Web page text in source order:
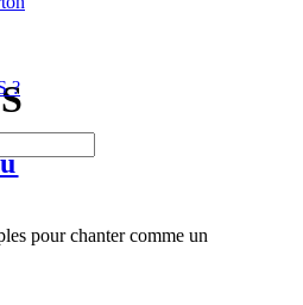
?
pour chanter comme un